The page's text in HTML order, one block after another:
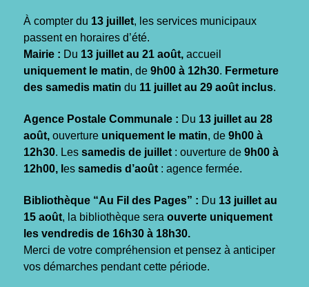
À compter du 13 juillet, les services municipaux
passent en horaires d’été.
Mairie : Du 13 juillet au 21 août, accueil
uniquement le matin, de 9h00 à 12h30. Fermeture
des samedis matin du 11 juillet au 29 août inclus.
Agence Postale Communale : Du 13 juillet au 28
août, ouverture uniquement le matin, de 9h00 à
12h30. Les samedis de juillet : ouverture de 9h00 à
12h00, l es samedis d’août : agence fermée.
Bibliothèque “Au Fil des Pages” : Du 13 juillet au
15 août, la bibliothèque sera ouverte uniquement
les vendredis de 16h30 à 18h30.
Merci de votre compréhension et pensez à anticiper
vos démarches pendant cette période.